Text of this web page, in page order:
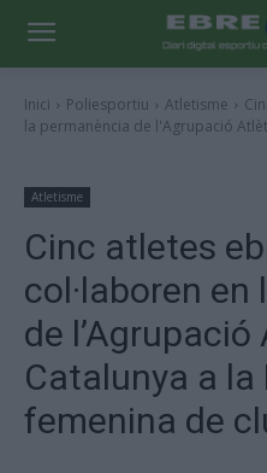
Inici Poliesportiu Atletisme
la permanència de l'Agrupació
Atletisme
Cinc atletes
col·laboren
de
Catalunya a la
femenina de